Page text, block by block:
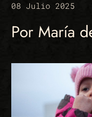
08 Julio 2025
Por María